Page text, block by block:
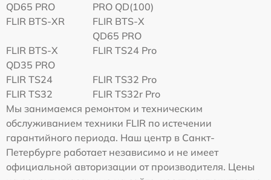
QD65 PRO
PRO QD(100)
FLIR BTS-XR
FLIR BTS-X
QD65 PRO
FLIR BTS-X
QD35 PRO
FLIR TS24 Pro
FLIR TS24
FLIR TS32 Pro
FLIR TS32
FLIR TS32r Pro
Мы занимаемся ремонтом и техническим
обслуживанием техники FLIR по истечении
гарантийного периода. Наш центр в Санкт-
Петербурге работает независимо и не имеет
официальной авторизации от производителя. Цены